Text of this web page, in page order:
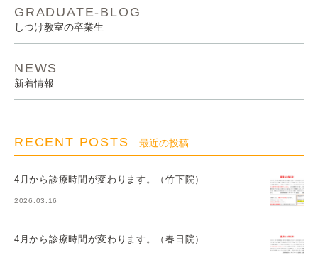
GRADUATE-BLOG
しつけ教室の卒業生
NEWS
新着情報
RECENT POSTS 最近の投稿
4月から診療時間が変わります。（竹下院）
2026.03.16
4月から診療時間が変わります。（春日院）